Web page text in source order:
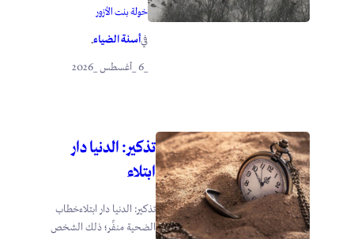
خولة بنت الأزور
فيأسنة الضياء.
تذكير: الدنيا دار
ابتلاء
تذكير: الدنيا دار ابتلاءخطاب
الضحية منفِّر؛ ذلك الشخص